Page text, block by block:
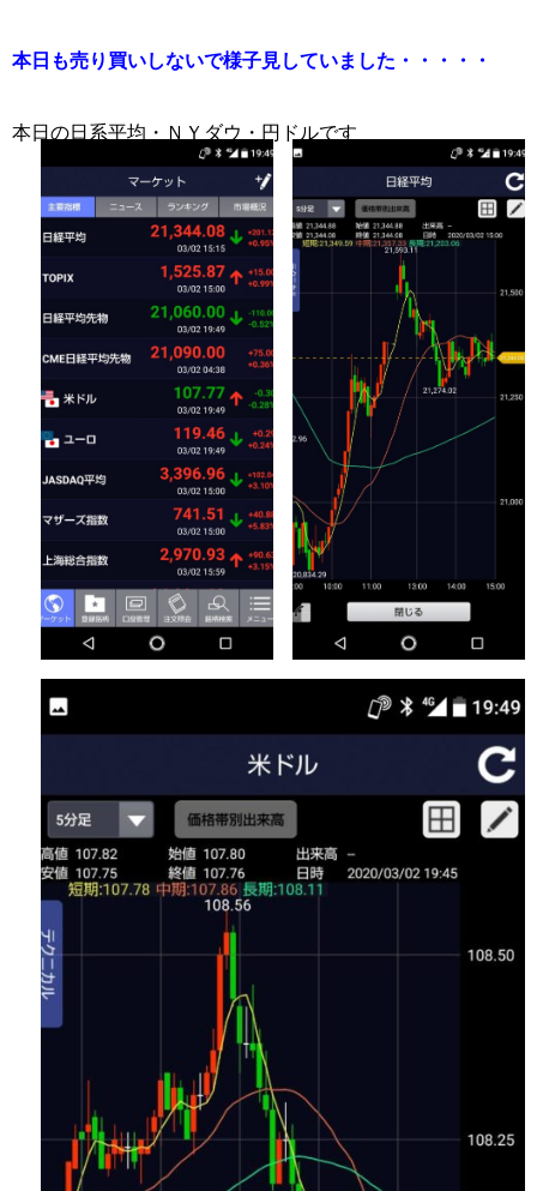
本日も売り買いしないで様子見していました・・・・・
本日の日系平均・ＮＹダウ・円ドルです